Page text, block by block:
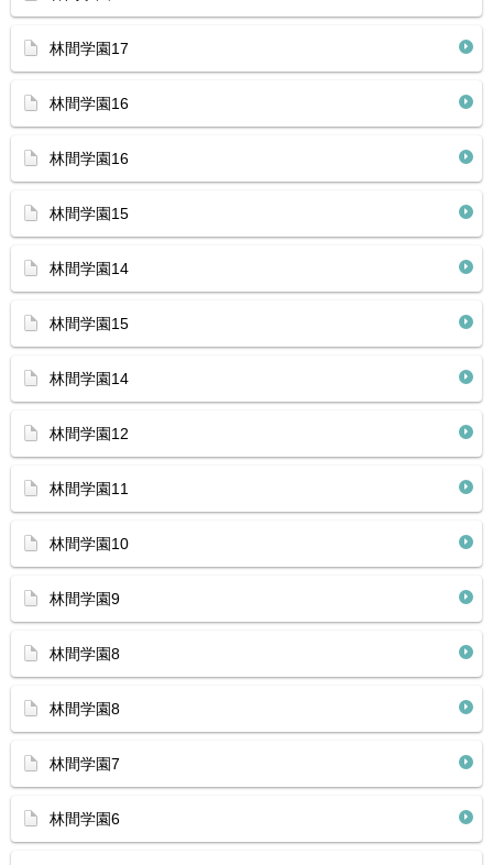
林間学園17
林間学園16
林間学園16
林間学園15
林間学園14
林間学園15
林間学園14
林間学園12
林間学園11
林間学園10
林間学園9
林間学園8
林間学園8
林間学園7
林間学園6